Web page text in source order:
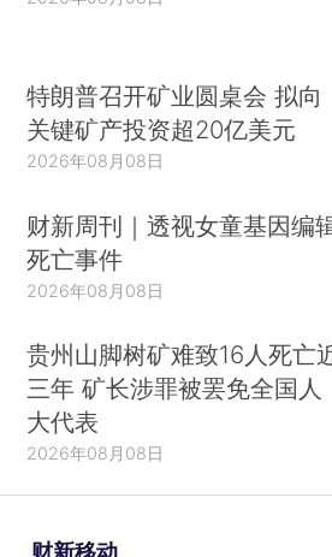
特朗普召开矿业圆桌会 拟向
关键矿产投资超20亿美元
2026年08月08日
财新周刊｜透视女童基因编
死亡事件
2026年08月08日
贵州山脚树矿难致16人死亡
三年 矿长涉罪被罢免全国人
大代表
2026年08月08日
财新移动